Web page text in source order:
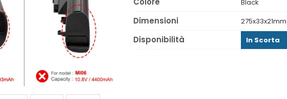
Black
Dimensioni 275x33x21mm
Disponibilità In Scorta